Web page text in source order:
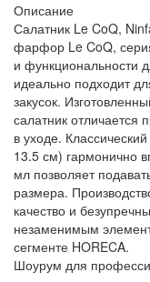
Описание
Салатник Le CoQ,
фарфор Le CoQ,
и функциональности
идеально подходит
закусок.
салатник отличается
в уходе.
13.5 см) гармонично
мл позволяет
размера.
качество и
незаменимым
сегменте HORECA.
Шоурум для